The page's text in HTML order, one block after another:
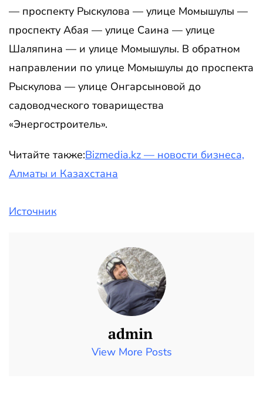
— проспекту Рыскулова — улице Момышулы —
проспекту Абая — улице Саина — улице
Шаляпина — и улице Момышулы. В обратном
направлении по улице Момышулы до проспекта
Рыскулова — улице Онгарсыновой до
садоводческого товарищества
«Энергостроитель».
Читайте также:Bizmedia.kz — новости бизнеса,
Алматы и Казахстана
Источник
admin
View More Posts